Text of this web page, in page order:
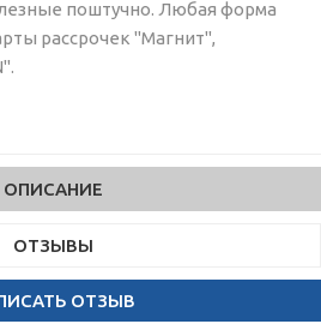
поштучно. Любая форма
рассрочек "Магнит",
ОПИСАНИЕ
ОТЗЫВЫ
ОТЗЫВ